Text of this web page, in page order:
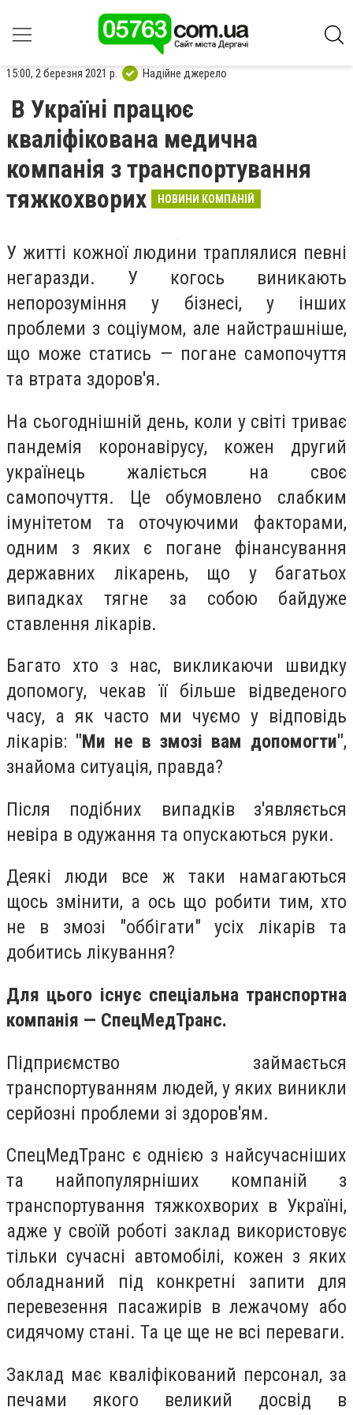
15:00, 2 березня 2021 р. Надійне джерело
В Україні працює
кваліфікована медична
компанія з транспортування
тяжкохворих
НОВИНИ КОМПАНІЙ
У житті кожної людини траплялися певні
негаразди. У когось виникають
непорозуміння у бізнесі, у інших
проблеми з соціумом, але найстрашніше,
що може статись — погане самопочуття
та втрата здоров'я.
На сьогоднішній день, коли у світі триває
пандемія коронавірусу, кожен другий
українець жаліється на своє
самопочуття. Це обумовлено слабким
імунітетом та оточуючими факторами,
одним з яких є погане фінансування
державних лікарень, що у багатьох
випадках тягне за собою байдуже
ставлення лікарів.
Багато хто з нас, викликаючи швидку
допомогу, чекав її більше відведеного
часу, а як часто ми чуємо у відповідь
лікарів: "Ми не в змозі вам допомогти",
знайома ситуація, правда?
Після подібних випадків з'являється
невіра в одужання та опускаються руки.
Деякі люди все ж таки намагаються
щось змінити, а ось що робити тим, хто
не в змозі "оббігати" усіх лікарів та
добитись лікування?
Для цього існує спеціальна транспортна
компанія — СпецМедТранс.
Підприємство займається
транспортуванням людей, у яких виникли
серйозні проблеми зі здоров'ям.
СпецМедТранс є однією з найсучасніших
та найпопулярніших компаній з
транспортування тяжкохворих в Україні,
адже у своїй роботі заклад використовує
тільки сучасні автомобілі, кожен з яких
обладнаний під конкретні запити для
перевезення пасажирів в лежачому або
сидячому стані. Та це ще не всі переваги.
Заклад має кваліфікований персонал, за
печами якого великий досвід в